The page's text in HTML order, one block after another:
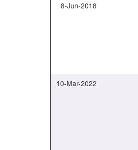
8-Jun-2018
10-Mar-2022